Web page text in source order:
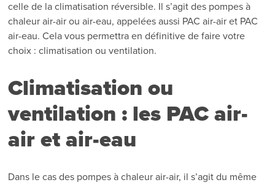
celle de la climatisation réversible. Il s’agit des pompes à
chaleur air-air ou air-eau, appelées aussi PAC air-air et PAC
air-eau. Cela vous permettra en définitive de faire votre
choix : climatisation ou ventilation.
Climatisation ou
ventilation : les PAC air-
air et air-eau
Dans le cas des pompes à chaleur air-air, il s’agit du même